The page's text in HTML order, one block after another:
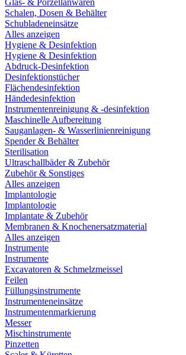
Glas- & Porzellanwaren
Schalen, Dosen & Behälter
Schubladeneinsätze
Alles anzeigen
Hygiene & Desinfektion
Hygiene & Desinfektion
Abdruck-Desinfektion
Desinfektionstücher
Flächendesinfektion
Händedesinfektion
Instrumentenreinigung & -desinfektion
Maschinelle Aufbereitung
Sauganlagen- & Wasserlinienreinigung
Spender & Behälter
Sterilisation
Ultraschallbäder & Zubehör
Zubehör & Sonstiges
Alles anzeigen
Implantologie
Implantologie
Implantate & Zubehör
Membranen & Knochenersatzmaterial
Alles anzeigen
Instrumente
Instrumente
Excavatoren & Schmelzmeissel
Feilen
Füllungsinstrumente
Instrumenteneinsätze
Instrumentenmarkierung
Messer
Mischinstrumente
Pinzetten